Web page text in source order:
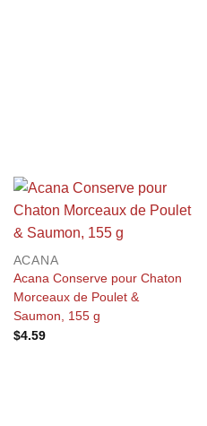
ACANA
Acana Conserve pour Chaton
Morceaux de Poulet &
Saumon, 155 g
$4.59